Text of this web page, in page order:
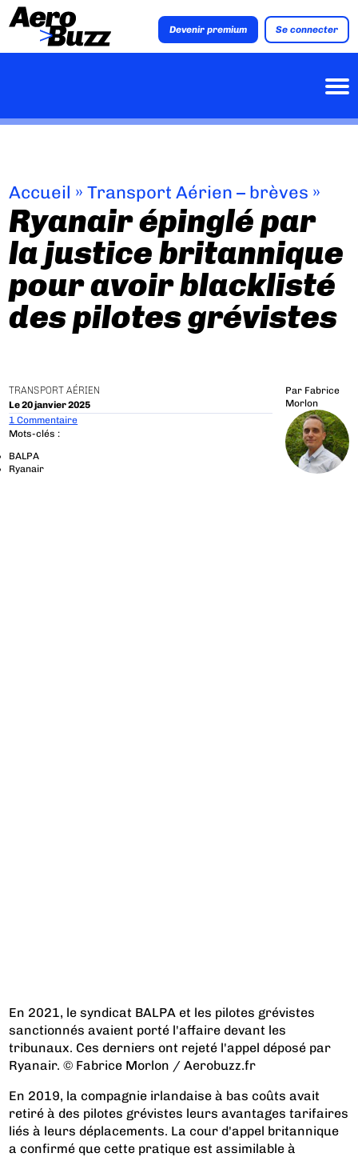
Devenir premium Se connecter
Accueil »Transport Aérien – brèves »
Ryanair épinglé par
la justice britannique
pour avoir blacklisté
des pilotes grévistes
TRANSPORT AÉRIEN
Le 20 janvier 2025
Par Fabrice
Morlon
1 Commentaire
Mots-clés :
BALPA
Ryanair
En 2021, le syndicat BALPA et les pilotes grévistes
sanctionnés avaient porté l'affaire devant les
tribunaux. Ces derniers ont rejeté l'appel déposé par
Ryanair. © Fabrice Morlon / Aerobuzz.fr
En 2019, la compagnie irlandaise à bas coûts avait
retiré à des pilotes grévistes leurs avantages tarifaires
liés à leurs déplacements. La cour d'appel britannique
a confirmé que cette pratique est assimilable à